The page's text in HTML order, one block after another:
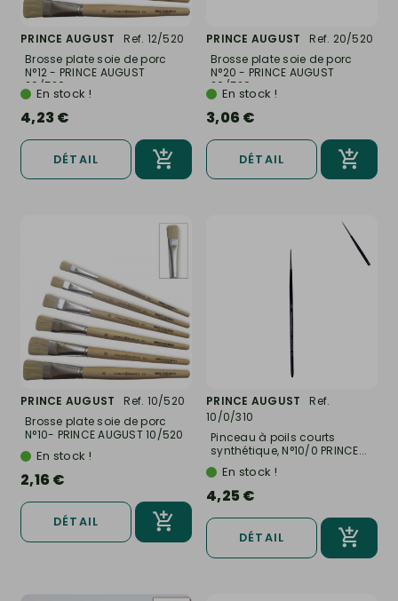
PRINCE AUGUST
Ref. 12/520
Brosse plate soie de porc
N°12 - PRINCE AUGUST
20/520
En stock !
4,23 €
DÉTAIL
PRINCE AUGUST
Ref. 20/520
Brosse plate soie de porc
N°20 - PRINCE AUGUST
20/520
En stock !
3,06 €
DÉTAIL
PRINCE AUGUST
Ref. 10/520
Brosse plate soie de porc
N°10- PRINCE AUGUST 10/520
En stock !
2,16 €
DÉTAIL
PRINCE AUGUST
Ref.
10/0/310
Pinceau à poils courts
synthétique, N°10/0 PRINCE...
En stock !
4,25 €
DÉTAIL